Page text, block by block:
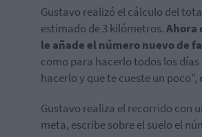
Gustavo realizó el cálculo del
estimado de 3 kilómetros.Ahora
le añade el número nuevo de
como para hacerlo todos los
hacerlo y que te cueste un poco",
Gustavo realiza el recorrido con
meta, escribe sobre el suelo el